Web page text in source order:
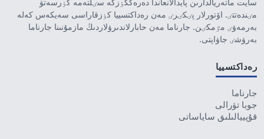
مٸندەتتٸ. اۆتورلار پٸكٸرٸ مەن رەداكتسييا كٶزقاراسى سەيكەس كەلە
بەرمەۋٸ مٷمكٸن. جارناما مەن حابارلاندىرۋلاردىڭ مازمۇنىنا جارناما
بەرۋشٸ جاۋاپتى.
رەداكتسييا
جارناما
جوبا تۋرالى
قۇپييالىلىق ساياساتى